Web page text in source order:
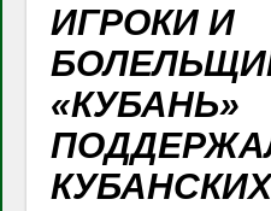
ИГРОКИ И
«КУБАНЬ»